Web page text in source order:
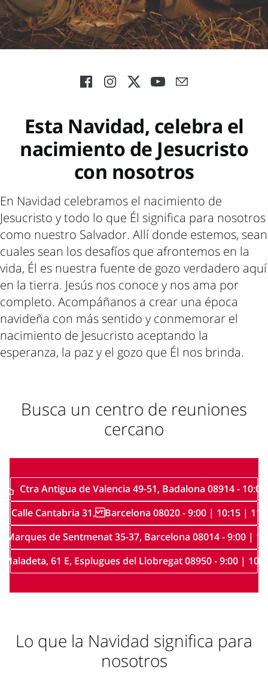
Esta Navidad, celebra el
nacimiento de Jesucristo
con nosotros
En Navidad celebramos el nacimiento de
Jesucristo y todo lo que Él significa para nosotros
como nuestro Salvador. Allí donde estemos, sean
cuales sean los desafíos que afrontemos en la
vida, Él es nuestra fuente de gozo verdadero aquí
en la tierra. Jesús nos conoce y nos ama por
completo. Acompáñanos a crear una época
navideña con más sentido y conmemorar el
nacimiento de Jesucristo aceptando la
esperanza, la paz y el gozo que Él nos brinda.
Busca un centro de reuniones
cercano
Ctra Antigua de Valencia 49-51, Badalona 08914 - 10:00
Calle Cantabria 31, Barcelona 08020 - 9:00 | 10:15 |
Marques de Sentmenat 35-37, Barcelona 08014 - 9:00 |
Maladeta, 61 E, Esplugues del Llobregat 08950 - 9:00 |
Lo que la Navidad significa para
nosotros